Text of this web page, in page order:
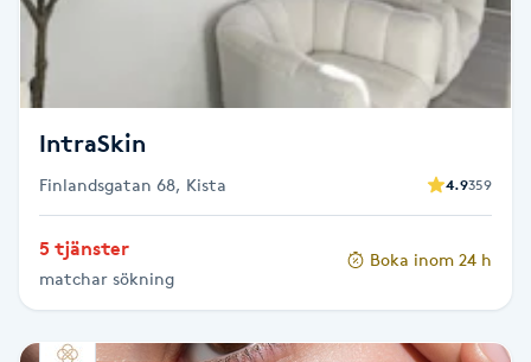
Terapi
Thaimassage
Toning
Torr hårbotten
Torrborstning
IntraSkin
Finlandsgatan 68, Kista 4.9359
5 tjänster
matchar sökning
Boka inom 24 h